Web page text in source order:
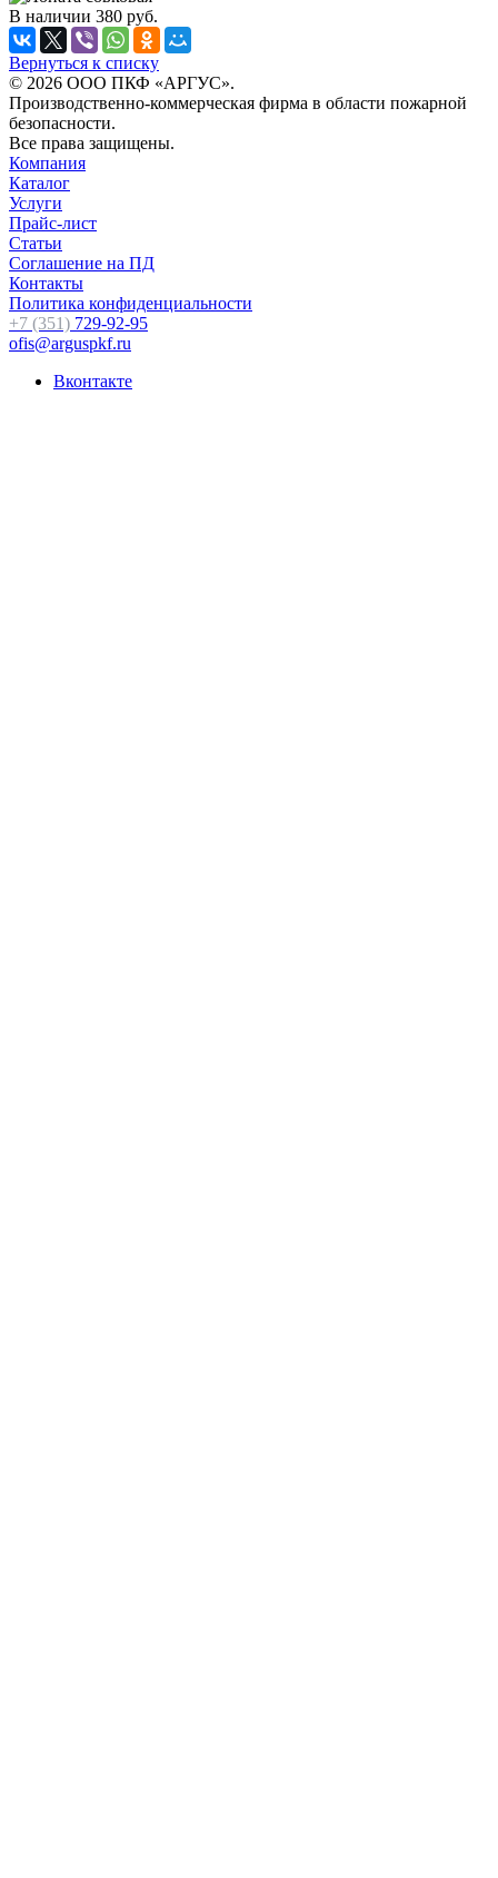
В наличии 380 руб.
Вернуться к списку
© 2026 ООО ПКФ «АРГУС».
Производственно-коммерческая фирма в области пожарной
безопасности.
Все права защищены.
Компания
Каталог
Услуги
Прайс-лист
Статьи
Соглашение на ПД
Контакты
Политика конфиденциальности
+7 (351) 729-92-95
ofis@arguspkf.ru
Вконтакте